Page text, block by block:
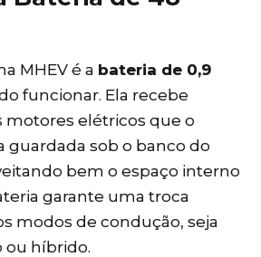
MHEV é a bateria de 0,9
funcionar. Ela recebe
motores elétricos que o
guardada sob o banco do
bem o espaço interno
garante uma troca
modos de condução, seja
ou híbrido.